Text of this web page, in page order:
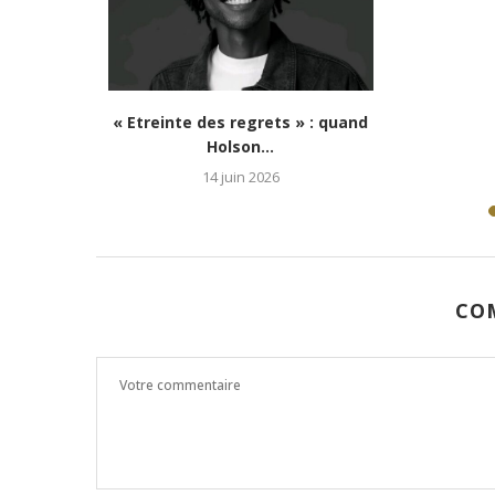
Lubumbashi : « La voix du
conte » de Didier...
6 octobre 2024